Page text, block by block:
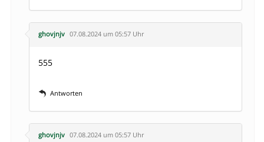
ghovjnjv 07.08.2024 um 05:57 Uhr
555
Antworten
ghovjnjv 07.08.2024 um 05:57 Uhr